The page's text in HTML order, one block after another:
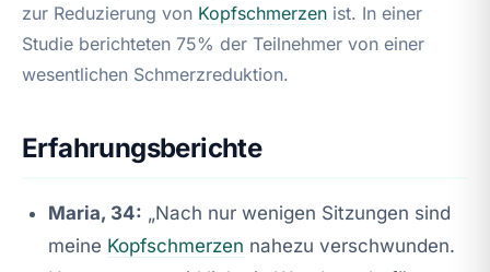
zur Reduzierung von Kopfschmerzen ist. In einer
Studie berichteten 75% der Teilnehmer von einer
wesentlichen Schmerzreduktion.
Erfahrungsberichte
Maria, 34: „Nach nur wenigen Sitzungen sind
meine Kopfschmerzen nahezu verschwunden.